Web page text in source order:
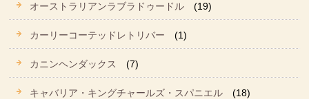
オーストラリアンラブラドゥードル (19)
カーリーコーテッドレトリバー (1)
カニンヘンダックス (7)
キャバリア・キングチャールズ・スパニエル (18)